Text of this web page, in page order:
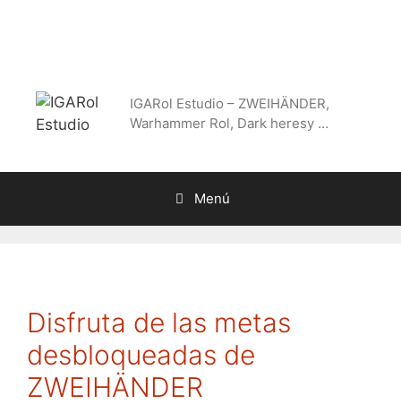
IGARol Estudio – ZWEIHÄNDER,
Warhammer Rol, Dark heresy …
Menú
Disfruta de las metas
desbloqueadas de
ZWEIHÄNDER